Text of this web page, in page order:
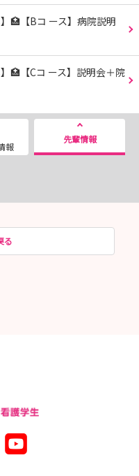
🏥【Bコ ース】病院説明
🏥【Cコ ース】説明会＋院
報
先輩情報
る